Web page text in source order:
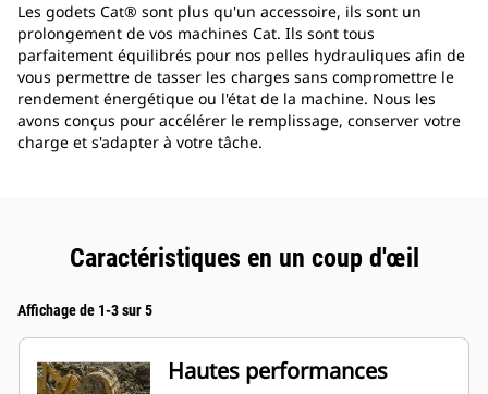
Les godets Cat® sont plus qu'un accessoire, ils sont un
prolongement de vos machines Cat. Ils sont tous
parfaitement équilibrés pour nos pelles hydrauliques afin de
vous permettre de tasser les charges sans compromettre le
rendement énergétique ou l'état de la machine. Nous les
avons conçus pour accélérer le remplissage, conserver votre
charge et s'adapter à votre tâche.
Caractéristiques en un coup d'œil
Affichage de 1-3 sur 5
Hautes performances